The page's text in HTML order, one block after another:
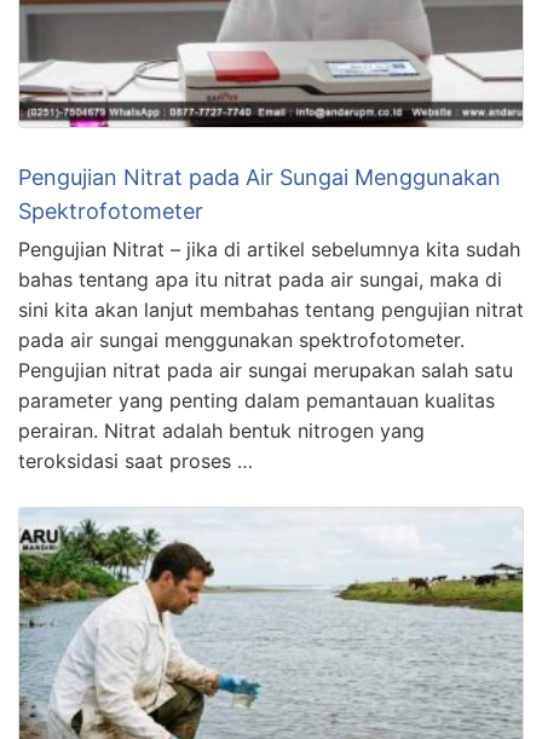
Pengujian Nitrat pada Air Sungai Menggunakan
Spektrofotometer
Pengujian Nitrat – jika di artikel sebelumnya kita sudah
bahas tentang apa itu nitrat pada air sungai, maka di
sini kita akan lanjut membahas tentang pengujian nitrat
pada air sungai menggunakan spektrofotometer.
Pengujian nitrat pada air sungai merupakan salah satu
parameter yang penting dalam pemantauan kualitas
perairan. Nitrat adalah bentuk nitrogen yang
teroksidasi saat proses …